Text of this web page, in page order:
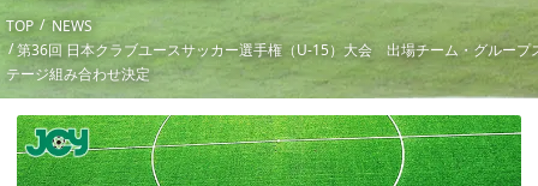
TOP
NEWS
第36回 日本クラブユースサッカー選手権（U-15）大会 出場チーム・グループ
テージ組み合わせ決定